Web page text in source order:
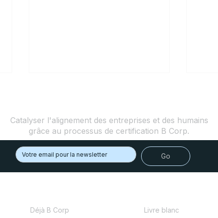
Catalyser l'alignement des entreprises et des humains
grâce au processus de certification B Corp.
Go
Déjà B Corp Livre blanc